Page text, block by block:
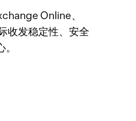
Online、
收发稳定性、安全